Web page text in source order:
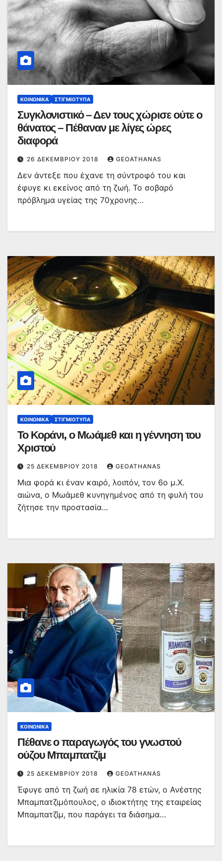
ΚΟΙΝΩΝΙΚΆ ΣΤΙΓΜΙΌΤΥΠΑ
Συγκλονιστικό – Δεν τους χώρισε ούτε ο
θάνατος – Πέθαναν με λίγες ώρες
διαφορά
26 ΔΕΚΕΜΒΡΊΟΥ 2018 GEOATHANAS
Δεν άντεξε που έχανε τη σύντροφό του και
έφυγε κι εκείνος από τη ζωή. Το σοβαρό
πρόβλημα υγείας της 70χρονης…
ΚΟΙΝΩΝΙΚΆ ΣΤΙΓΜΙΌΤΥΠΑ
Το Κοράνι, ο Μωάμεθ και η γέννηση του
Χριστού
25 ΔΕΚΕΜΒΡΊΟΥ 2018 GEOATHANAS
Μια φορά κι έναν καιρό, λοιπόν, τον 6ο μ.Χ.
αιώνα, ο Μωάμεθ κυνηγημένος από τη φυλή του
ζήτησε την προστασία…
ΚΟΙΝΩΝΙΚΆ
Πέθανε ο παραγωγός του γνωστού
ούζου Μπαμπατζίμ
25 ΔΕΚΕΜΒΡΊΟΥ 2018 GEOATHANAS
Έφυγε από τη ζωή σε ηλικία 78 ετών, ο Ανέστης
Μπαμπατζιμόπουλος, ο ιδιοκτήτης της εταιρείας
Μπαμπατζίμ, που παράγει τα διάσημα…